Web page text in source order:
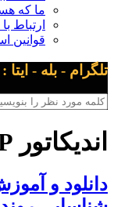
ما که
ارتباط
قوانین
تلگرام - بله - ایتا : 09364549266 موبایل : 09119542983
اندیکاتور VWAP چیست؟